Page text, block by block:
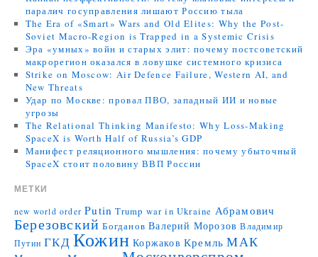
паралич госуправления лишают Россию тыла
The Era of «Smart» Wars and Old Elites: Why the Post-
Soviet Macro-Region is Trapped in a Systemic Crisis
Эра «умных» войн и старых элит: почему постсоветский
макрорегион оказался в ловушке системного кризиса
Strike on Moscow: Air Defence Failure, Western AI, and
New Threats
Удар по Москве: провал ПВО, западный ИИ и новые
угрозы
The Relational Thinking Manifesto: Why Loss-Making
SpaceX is Worth Half of Russia’s GDP
Манифест реляционного мышления: почему убыточный
SpaceX стоит половину ВВП России
МЕТКИ
new world order Putin Trump war in Ukraine Абрамович
Березовский Богданов Валерий Морозов Владимир
Путин ГКД Кожин Коржаков Кремль МАК